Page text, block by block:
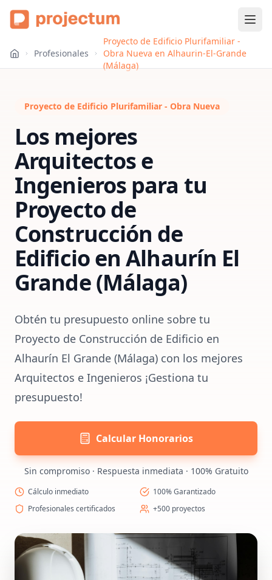
Profesionales
Proyecto de Edificio Plurifamiliar -
Obra Nueva en Alhaurin-El-Grande
(Málaga)
Proyecto de Edificio Plurifamiliar - Obra Nueva
Los mejores
Arquitectos e
Ingenieros para tu
Proyecto de
Construcción de
EdificioenAlhaurín El
Grande (Málaga)
Obtén tu presupuesto online sobre tu
Proyecto de Construcción de Edificio en
Alhaurín El Grande (Málaga) con los mejores
Arquitectos e Ingenieros ¡Gestiona tu
presupuesto!
Calcular Honorarios
Sin compromiso · Respuesta inmediata · 100% Gratuito
Cálculo inmediato
100% Garantizado
Profesionales certificados
+500 proyectos